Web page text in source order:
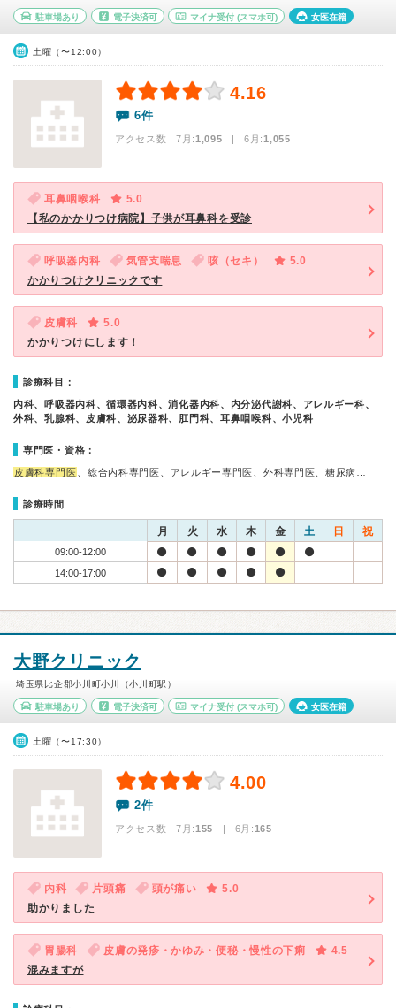
駐車場あり 電子決済可 マイナ受付 (スマホ可) 女医在籍
土曜（〜12:00）
4.16
6件
アクセス数 7月:1,095 | 6月:1,055
耳鼻咽喉科
5.0
【私のかかりつけ病院】子供が耳鼻科を受診
呼吸器内科 気管支喘息 咳（セキ）
5.0
かかりつけクリニックです
皮膚科
5.0
かかりつけにします！
診療科目：
内科、呼吸器内科、循環器内科、消化器内科、内分泌代謝科、アレルギー科、
外科、乳腺科、皮膚科、泌尿器科、肛門科、耳鼻咽喉科、小児科
専門医・資格：
皮膚科専門医 、総合内科専門医、アレルギー専門医、外科専門医、糖尿病…
診療時間
月 火 水 木 金 土 日 祝
09:00-12:00
14:00-17:00
大野クリニック
埼玉県比企郡小川町小川（小川町駅）
駐車場あり 電子決済可 マイナ受付 (スマホ可) 女医在籍
土曜（〜17:30）
4.00
2件
アクセス数 7月:155 | 6月:165
内科 片頭痛 頭が痛い
5.0
助かりました
胃腸科 皮膚の発疹・かゆみ・便秘・慢性の下痢
4.5
混みますが